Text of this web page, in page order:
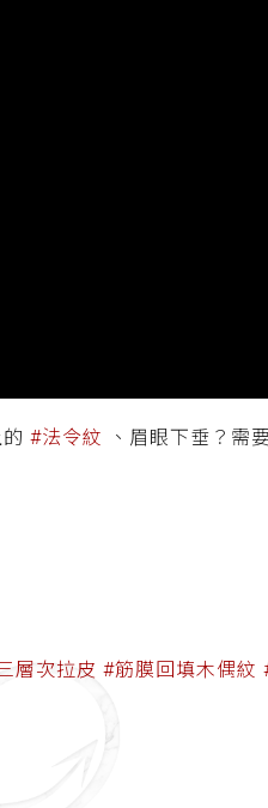
的#法令紋 、眉眼下垂？需
層次拉皮 #筋膜回填木偶紋